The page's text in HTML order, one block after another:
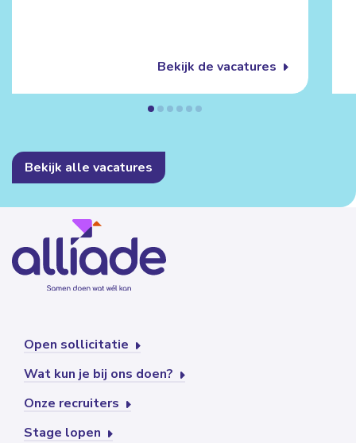
Bekijk de vacatures
Bekijk alle vacatures
Open sollicitatie
Wat kun je bij ons doen?
Onze recruiters
Stage lopen